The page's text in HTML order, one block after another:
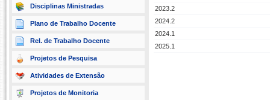
Disciplinas Ministradas
Plano de Trabalho Docente
Rel. de Trabalho Docente
Projetos de Pesquisa
Atividades de Extensão
Projetos de Monitoria
2023.2
2024.2
2024.1
2025.1